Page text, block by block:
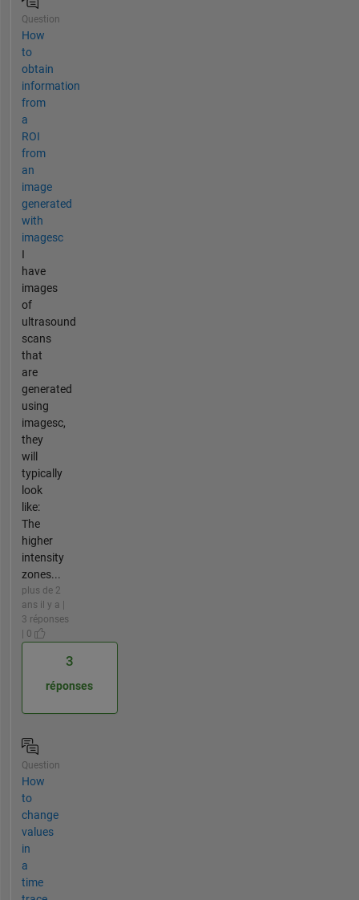
Question
How
to
obtain
information
from
a
ROI
from
an
image
generated
with
imagesc
I
have
images
of
ultrasound
scans
that
are
generated
using
imagesc,
they
will
typically
look
like:
The
higher
intensity
zones...
plus de 2
ans il y a |
3 réponses
| 0
3
réponses
Question
How
to
change
values
in
a
time